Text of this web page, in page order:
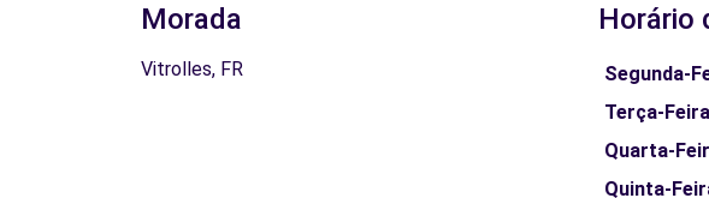
Morada
Vitrolles, FR
Horário
Segunda-
Terça-Feira
Quarta-
Quinta-